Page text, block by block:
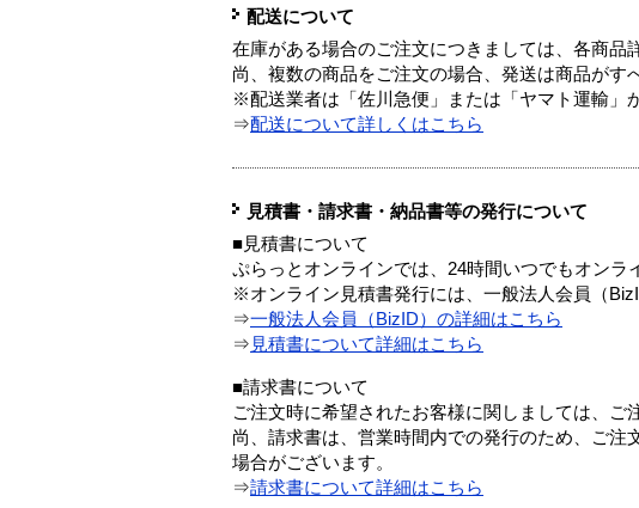
配送について
在庫がある場合のご注文につきましては、各商品
尚、複数の商品をご注文の場合、発送は商品がす
※配送業者は「佐川急便」または「ヤマト運輸」
⇒配送について詳しくはこちら
見積書・請求書・納品書等の発行について
■見積書について
ぷらっとオンラインでは、24時間いつでもオンラ
※オンライン見積書発行には、一般法人会員（
⇒一般法人会員（BizID）の詳細はこちら
⇒ 見積書について詳細はこちら
■請求書について
ご注文時に希望されたお客様に関しましては、ご
尚、請求書は、営業時間内での発行のため、ご
場合がございます。
⇒請求書について詳細はこちら